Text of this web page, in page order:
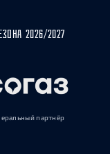
2026/2027
партнёр